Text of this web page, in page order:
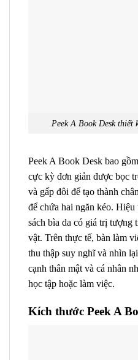
Peek A Book Desk thiết
Peek A Book Desk bao
cực kỳ đơn giản được bọc
và gấp đôi để tạo thành
để chứa hai ngăn kéo.‎
sách bìa da có giá trị tượng
vật.‎ Trên thực tế, bàn làm
thu thập suy nghĩ và nhìn
cạnh thân mật và cá nhân
học tập hoặc làm việc.
Kích thước Peek A